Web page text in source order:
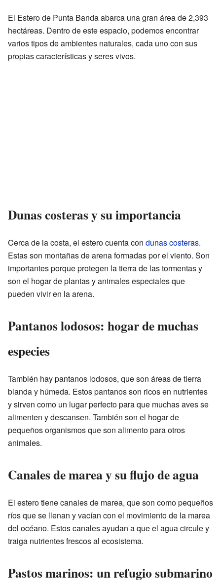
El Estero de Punta Banda abarca una gran área de 2,393
hectáreas. Dentro de este espacio, podemos encontrar
varios tipos de ambientes naturales, cada uno con sus
propias características y seres vivos.
Dunas costeras y su importancia
Cerca de la costa, el estero cuenta con dunas costeras.
Estas son montañas de arena formadas por el viento. Son
importantes porque protegen la tierra de las tormentas y
son el hogar de plantas y animales especiales que
pueden vivir en la arena.
Pantanos lodosos: hogar de muchas
especies
También hay pantanos lodosos, que son áreas de tierra
blanda y húmeda. Estos pantanos son ricos en nutrientes
y sirven como un lugar perfecto para que muchas aves se
alimenten y descansen. También son el hogar de
pequeños organismos que son alimento para otros
animales.
Canales de marea y su flujo de agua
El estero tiene canales de marea, que son como pequeños
ríos que se llenan y vacían con el movimiento de la marea
del océano. Estos canales ayudan a que el agua circule y
traiga nutrientes frescos al ecosistema.
Pastos marinos: un refugio submarino